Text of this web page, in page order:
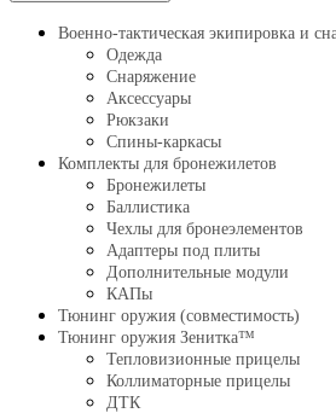
Военно-тактическая экипировка и
Одежда
Снаряжение
Аксессуары
Рюкзаки
Спины-каркасы
Комплекты для бронежилетов
Бронежилеты
Баллистика
Чехлы для бронеэлементов
Адаптеры под плиты
Дополнительные модули
КАПы
Тюнинг оружия (совместимость)
Тюнинг оружия Зенитка™
Тепловизионные прицелы
Коллиматорные прицелы
ДТК